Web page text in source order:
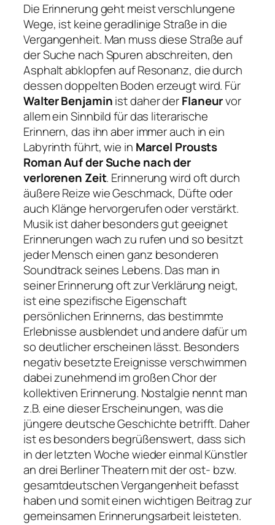
Die Erinnerung geht meist verschlungene
Wege, ist keine geradlinige Straße in die
Vergangenheit. Man muss diese Straße auf
der Suche nach Spuren abschreiten, den
Asphalt abklopfen auf Resonanz, die durch
dessen doppelten Boden erzeugt wird. Für
Walter Benjaminist daher derFlaneurvor
allem ein Sinnbild für das literarische
Erinnern, das ihn aber immer auch in ein
Labyrinth führt, wie in Marcel Prousts
Roman Auf der Suche nach der
verlorenen Zeit. Erinnerung wird oft durch
äußere Reize wie Geschmack, Düfte oder
auch Klänge hervorgerufen oder verstärkt.
Musik ist daher besonders gut geeignet
Erinnerungen wach zu rufen und so besitzt
jeder Mensch einen ganz besonderen
Soundtrack seines Lebens. Das man in
seiner Erinnerung oft zur Verklärung neigt,
ist eine spezifische Eigenschaft
persönlichen Erinnerns, das bestimmte
Erlebnisse ausblendet und andere dafür um
so deutlicher erscheinen lässt. Besonders
negativ besetzte Ereignisse verschwimmen
dabei zunehmend im großen Chor der
kollektiven Erinnerung. Nostalgie nennt man
z.B. eine dieser Erscheinungen, was die
jüngere deutsche Geschichte betrifft. Daher
ist es besonders begrüßenswert, dass sich
in der letzten Woche wieder einmal Künstler
an drei Berliner Theatern mit der ost- bzw.
gesamtdeutschen Vergangenheit befasst
haben und somit einen wichtigen Beitrag zur
gemeinsamen Erinnerungsarbeit leisteten.